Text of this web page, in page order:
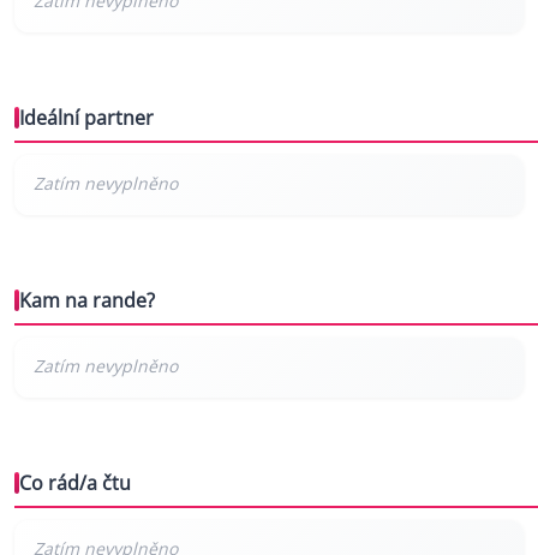
Ideální partner
Kam na rande?
Co rád/a čtu